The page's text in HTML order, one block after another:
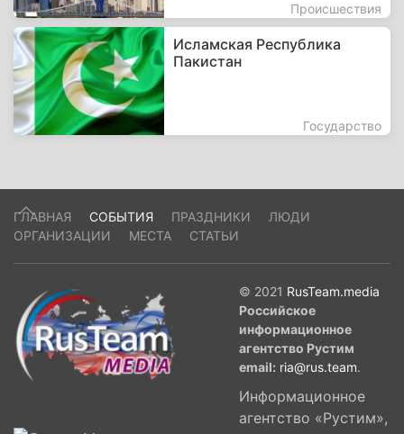
Происшествия
Исламская Республика
Пакистан
Государство
ГЛАВНАЯ СОБЫТИЯ ПРАЗДНИКИ
ЛЮДИ
ОРГАНИЗАЦИИ
МЕСТА СТАТЬИ
© 2021 RusTeam.media
Российское
информационное
агентство Рустим
email: ria@rus.team.
Информационное
агентство «Рустим»,